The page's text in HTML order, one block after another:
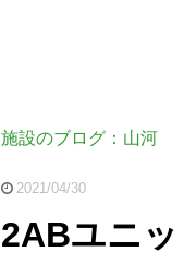
施設のブログ：山河
2021/04/30
2ABユニ